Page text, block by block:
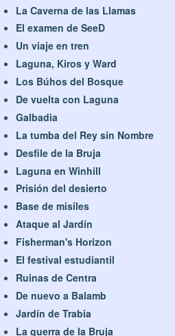
La Caverna de las Llamas
El examen de SeeD
Un viaje en tren
Laguna, Kiros y Ward
Los Búhos del Bosque
De vuelta con Laguna
Galbadia
La tumba del Rey sin Nombre
Desfile de la Bruja
Laguna en Winhill
Prisión del desierto
Base de misiles
Ataque al Jardín
Fisherman's Horizon
El festival estudiantil
Ruinas de Centra
De nuevo a Balamb
Jardín de Trabia
La guerra de la Bruja